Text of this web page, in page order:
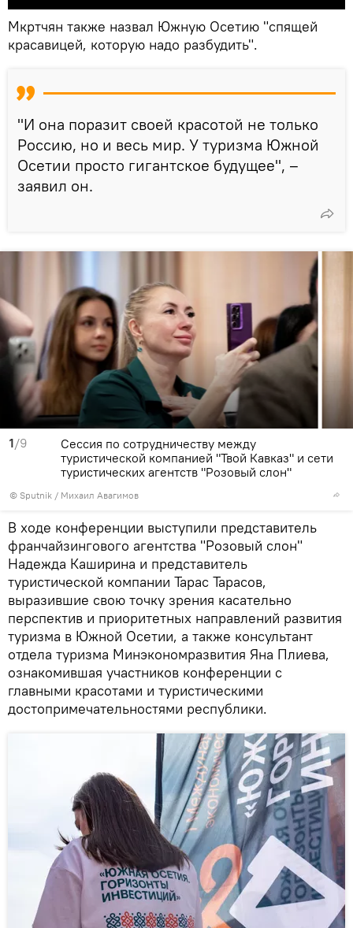
Мкртчян также назвал Южную Осетию "спящей
красавицей, которую надо разбудить".
"И она поразит своей красотой не только
Россию, но и весь мир. У туризма Южной
Осетии просто гигантское будущее", –
заявил он.
1/9
© Sputnik / Михаил Авагимов
Сессия по сотрудничеству между
туристической компанией "Твой Кавказ" и сети
туристических агентств "Розовый слон"
В ходе конференции выступили представитель
франчайзингового агентства "Розовый слон"
Надежда Каширина и представитель
туристической компании Тарас Тарасов,
выразившие свою точку зрения касательно
перспектив и приоритетных направлений развития
туризма в Южной Осетии, а также консультант
отдела туризма Минэкономразвития Яна Плиева,
ознакомившая участников конференции с
главными красотами и туристическими
достопримечательностями республики.